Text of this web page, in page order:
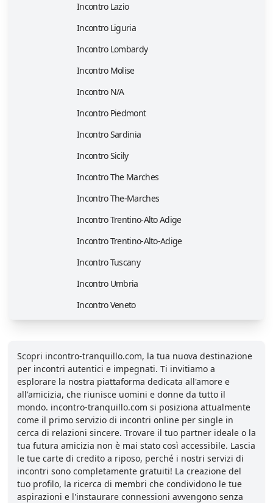
Incontro Lazio
Incontro Liguria
Incontro Lombardy
Incontro Molise
Incontro N/A
Incontro Piedmont
Incontro Sardinia
Incontro Sicily
Incontro The Marches
Incontro The-Marches
Incontro Trentino-Alto Adige
Incontro Trentino-Alto-Adige
Incontro Tuscany
Incontro Umbria
Incontro Veneto
Scopri incontro-tranquillo.com, la tua nuova destinazione
per incontri autentici e impegnati. Ti invitiamo a
esplorare la nostra piattaforma dedicata all'amore e
all'amicizia, che riunisce uomini e donne da tutto il
mondo. incontro-tranquillo.com si posiziona attualmente
come il primo servizio di incontri online per single in
cerca di relazioni sincere. Trovare il tuo partner ideale o la
tua futura amicizia non è mai stato così accessibile. Lascia
le tue carte di credito a riposo, perché i nostri servizi di
incontri sono completamente gratuiti! La creazione del
tuo profilo, la ricerca di membri che condividono le tue
aspirazioni e l'instaurare connessioni avvengono senza